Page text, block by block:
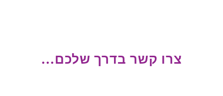
צרו קשר בדרך שלכם...